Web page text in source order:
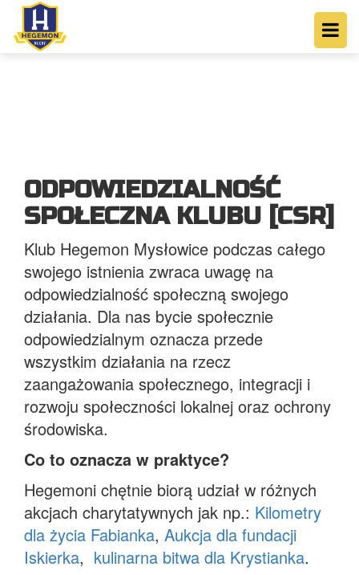
ODPOWIEDZIALNOŚĆ
SPOŁECZNA KLUBU [CSR]
Klub Hegemon Mysłowice podczas całego
swojego istnienia zwraca uwagę na
odpowiedzialność społeczną swojego
działania. Dla nas bycie społecznie
odpowiedzialnym oznacza przede
wszystkim działania na rzecz
zaangażowania społecznego, integracji i
rozwoju społeczności lokalnej oraz ochrony
środowiska.
Co to oznacza w praktyce?
Hegemoni chętnie biorą udział w różnych
akcjach charytatywnych jak np.: Kilometry
dla życia Fabianka, Aukcja dla fundacji
Iskierka, kulinarna bitwa dla Krystianka.